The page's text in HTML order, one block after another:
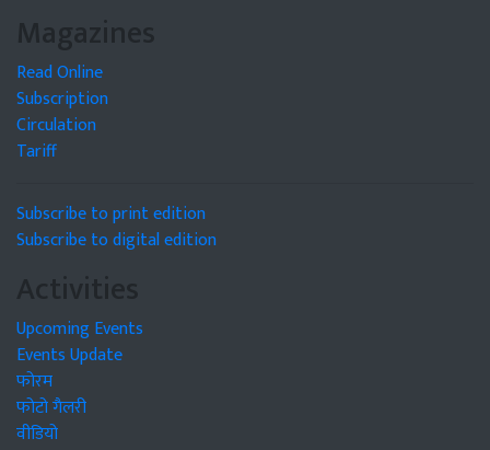
Magazines
Read Online
Subscription
Circulation
Tariff
Subscribe to print edition
Subscribe to digital edition
Activities
Upcoming Events
Events Update
फोरम
फोटो गैलरी
वीडियो